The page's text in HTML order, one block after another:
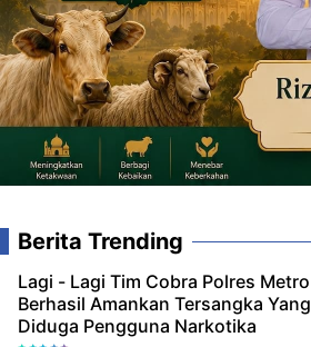
Berita Trending
Lagi - Lagi Tim Cobra Polres Metro
Berhasil Amankan Tersangka Yang
Diduga Pengguna Narkotika